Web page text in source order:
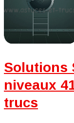
Solutions
niveaux
trucs